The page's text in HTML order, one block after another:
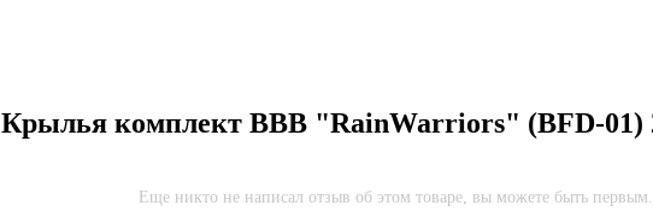
Крылья комплект BBB "RainWarriors" (BFD-01)
Еще никто не написал отзыв об этом товаре, вы можете быть первым.